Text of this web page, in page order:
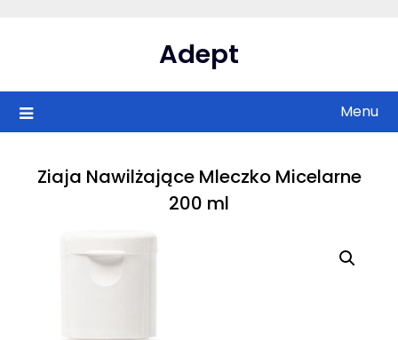
Adept
Menu
Ziaja Nawilżające Mleczko Micelarne
200 ml